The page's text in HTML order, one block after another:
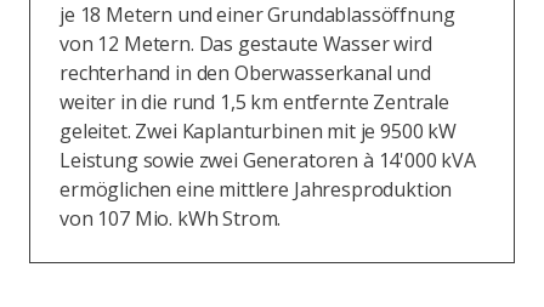
je 18 Metern und einer Grundablassöffnung
von 12 Metern. Das gestaute Wasser wird
rechterhand in den Oberwasserkanal und
weiter in die rund 1,5 km entfernte Zentrale
geleitet. Zwei Kaplanturbinen mit je 9500 kW
Leistung sowie zwei Generatoren à 14'000 kVA
ermöglichen eine mittlere Jahresproduktion
von 107 Mio. kWh Strom.